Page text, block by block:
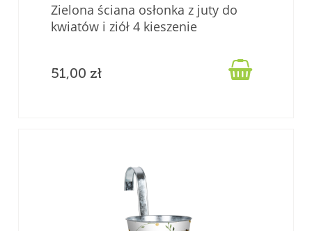
Zielona ściana osłonka z juty do
kwiatów i ziół 4 kieszenie
51,00 zł 